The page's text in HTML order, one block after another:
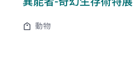
動物